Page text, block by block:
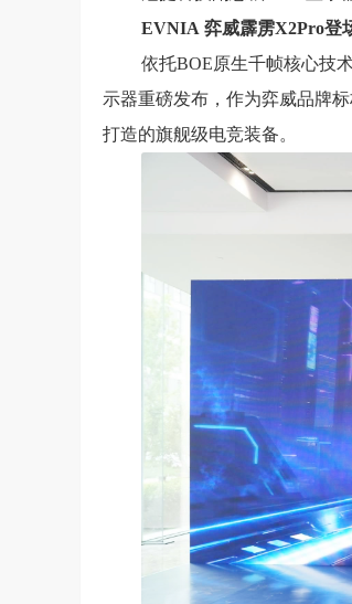
EVNIA 弈威霹雳X2Pro登
依托BOE原生千帧核心技
示器重磅发布，作为弈威品牌
打造的旗舰级电竞装备。